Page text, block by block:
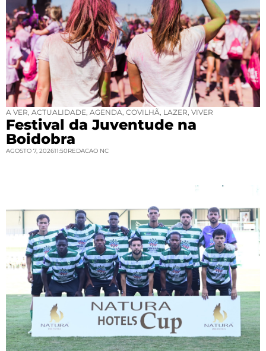
A VER ACTUALIDADE AGENDA COVILHÃ LAZER VIVER
Festival da Juventude na
Boidobra
AGOSTO 7, 202611:50REDACAO NC